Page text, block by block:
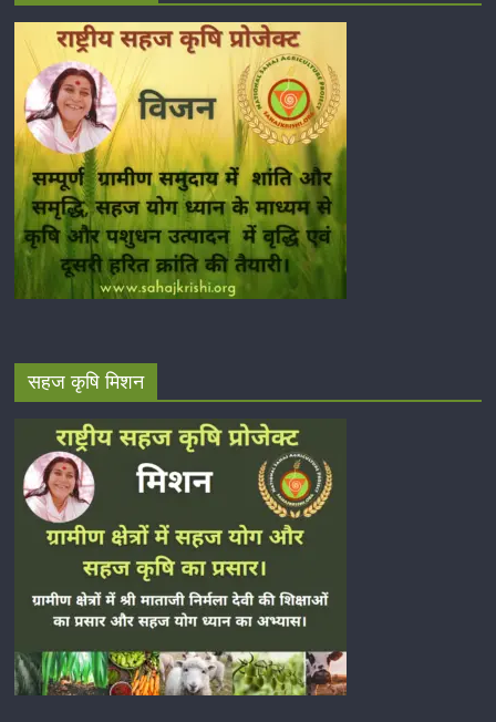
सहज कृषि मिशन